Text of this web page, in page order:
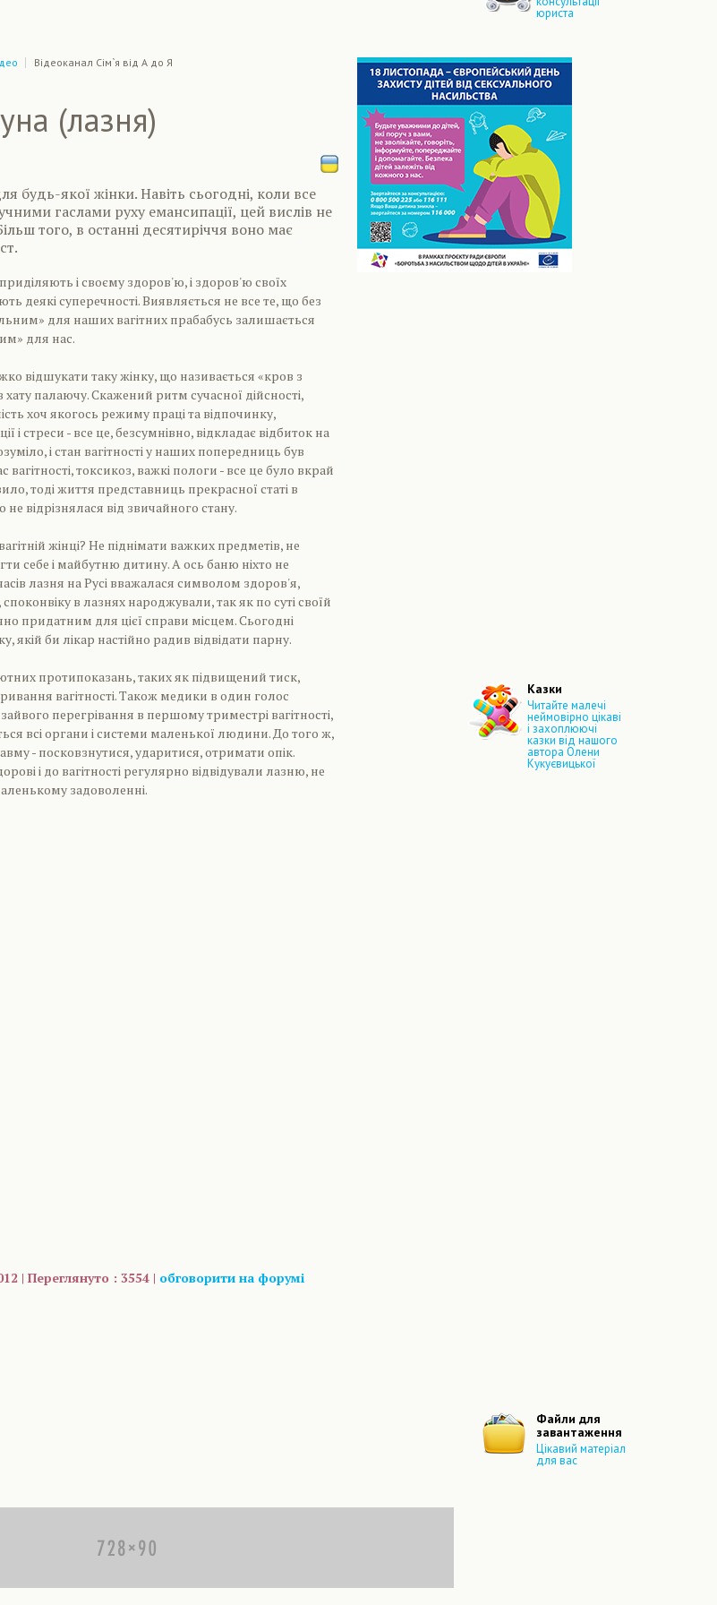
юриста
Відеоканал Сім`я від А до Я
(лазня)
будь-якої жінки. Навіть сьогодні, коли все
гаслами руху емансипації, цей вислів не
того, в останні десятиріччя воно має
і своєму здоров'ю, і здоров'ю своїх
деякі суперечності. Виявляється не все те, що без
для наших вагітних прабабусь залишається
для нас.
відшукати таку жінку, що називається «кров з
палаючу. Скажений ритм сучасної дійсності,
хоч якогось режиму праці та відпочинку,
і стреси - все це, безсумнівно, відкладає відбиток на
і стан вагітності у наших попередниць був
токсикоз, важкі пологи - все це було вкрай
тоді життя представниць прекрасної статі в
відрізнялася від звичайного стану.
жінці? Не піднімати важких предметів, не
себе і майбутню дитину. А ось баню ніхто не
лазня на Русі вважалася символом здоров'я,
в лазнях народжували, так як по суті своїй
придатним для цієї справи місцем. Сьогодні
якій би лікар настійно радив відвідати парну.
протипоказань, таких як підвищений тиск,
вагітності. Також медики в один голос
зайвого перегрівання в першому триместрі вагітності,
всі органи і системи маленької людини. До того ж,
- посковзнутися, ударитися, отримати опік.
і до вагітності регулярно відвідували лазню, не
задоволенні.
| Переглянуто : 3554 | обговорити на форумі
Казки
Читайте малечі
неймовірно цікаві
і захоплюючі
казки від нашого
автора Олени
Кукуєвицької
Файли для
завантаження
Цікавий матеріал
для вас